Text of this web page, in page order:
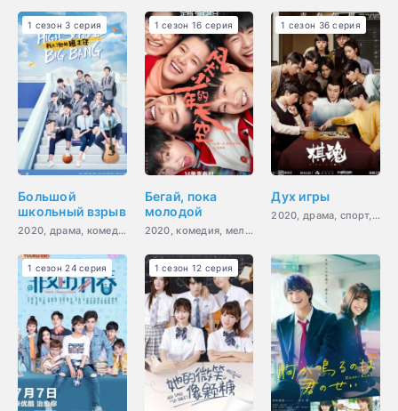
Большой
школьный взрыв
2020, драма, комедия, романтика, молодость
1 сезон 3 серия
Бегай, пока
молодой
2020, комедия, мелодрама, молодость, драма
1 сезон 16 серия
Дух игры
2020, драма, спорт, фэнтези, комедия, сверхъестественное
1 сезон 36 серия
1 сезон 24 серия 1 сезон 12 серия